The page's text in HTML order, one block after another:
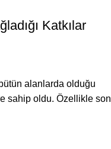
Katkılar
alanlarda olduğu
sahip oldu. Özellikle son